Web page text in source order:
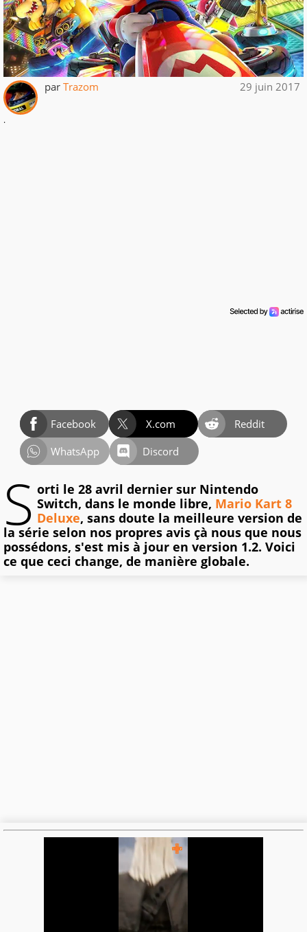
par Trazom 29 juin 2017
.
Facebook X.com
Reddit
WhatsApp
Discord
S orti le 28 avril dernier sur Nintendo
Switch, dans le monde libre, Mario Kart 8
Deluxe, sans doute la meilleure version de
la série selon nos propres avis çà nous que nous
possédons, s'est mis à jour en version 1.2. Voici
ce que ceci change, de manière globale.